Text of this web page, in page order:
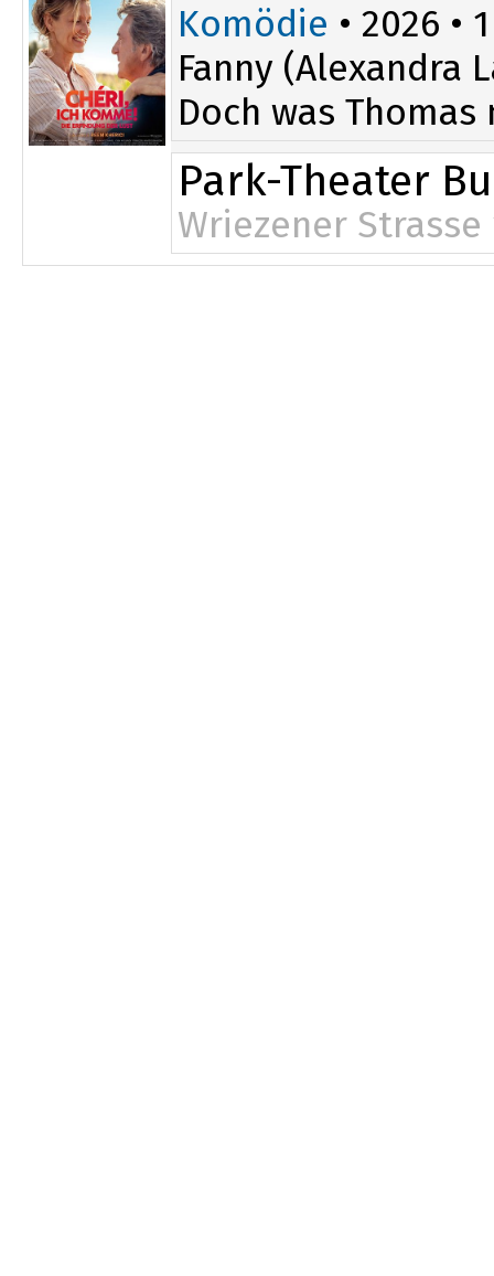
Komödie • 2026 •
Fanny (Alexandra
Doch was
Park-Theater
Wriezener Strasse